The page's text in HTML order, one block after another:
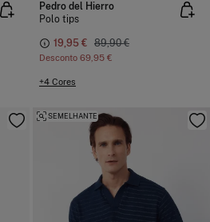
Pedro del Hierro
Polo tips
19,95 € 89,90 €
Desconto 69,95 €
+4 Cores
SEMELHANTE